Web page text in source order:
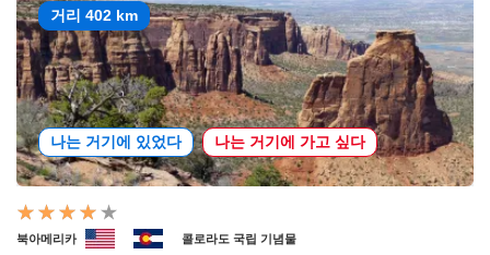
거리 402 km
나는 거기에 있었다 나는 거기에 가고 싶다
북아메리카 콜로라도 국립 기념물